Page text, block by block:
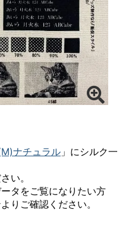
ナチュラル 」にシルク一
い。
タをご覧になりたい方
りご確認ください。